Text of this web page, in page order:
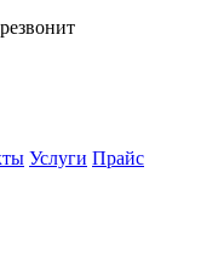
Услуги Прайс